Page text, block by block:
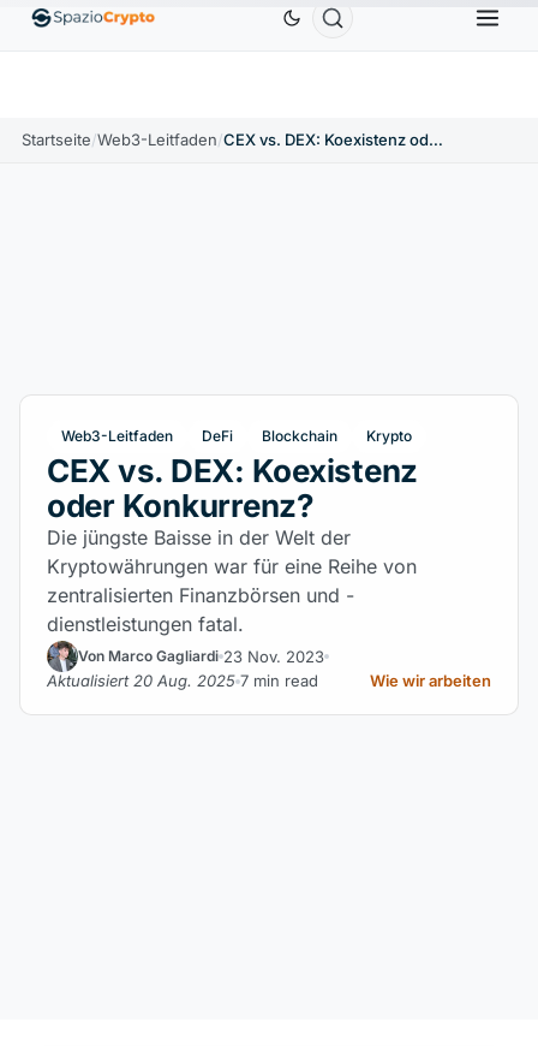
EthereumETH1.880,58 $ Tether USDT0,9991 $ BNBBNB
Startseite/Web3-Leitfaden/ CEX vs. DEX: Koexistenz oder Konkurrenz?
Web3-Leitfaden DeFi Blockchain Krypto
CEX vs. DEX: Koexistenz
oder Konkurrenz?
Die jüngste Baisse in der Welt der
Kryptowährungen war für eine Reihe von
zentralisierten Finanzbörsen und -
dienstleistungen fatal.
Von Marco Gagliardi 23 Nov. 2023
Aktualisiert 20 Aug. 2025 7 min read Wie wir arbeiten